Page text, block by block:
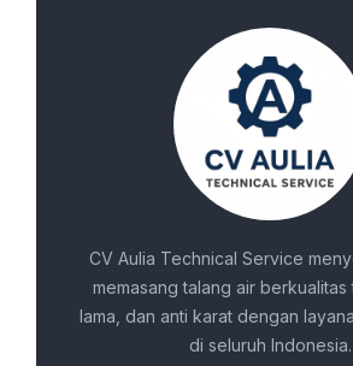
CV Aulia Technical Service
memasang talang air berkualitas
lama, dan anti karat dengan
di seluruh Indonesia.